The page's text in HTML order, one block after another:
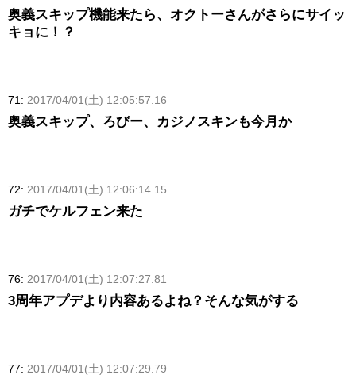
奥義スキップ機能来たら、オクトーさんがさらにサイッ
キョに！？
71: 2017/04/01(土) 12:05:57.16
奥義スキップ、ろびー、カジノスキンも今月か
72: 2017/04/01(土) 12:06:14.15
ガチでケルフェン来た
76: 2017/04/01(土) 12:07:27.81
3周年アプデより内容あるよね？そんな気がする
77: 2017/04/01(土) 12:07:29.79